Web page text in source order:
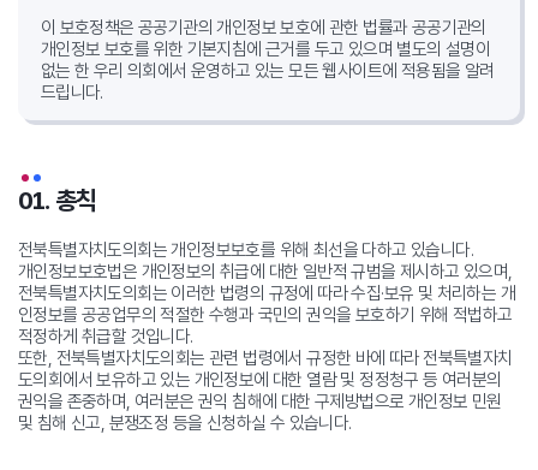
이 보호정책은 공공기관의 개인정보 보호에 관한 법률과 공공기관의
개인정보 보호를 위한 기본지침에 근거를 두고 있으며 별도의 설명이
없는 한 우리 의회에서 운영하고 있는 모든 웹사이트에 적용됨을 알려
드립니다.
01. 총칙
전북특별자치도의회는 개인정보보호를 위해 최선을 다하고 있습니다.
개인정보보호법은 개인정보의 취급에 대한 일반적 규범을 제시하고 있으며,
전북특별자치도의회는 이러한 법령의 규정에 따라 수집·보유 및 처리하는 개
인정보를 공공업무의 적절한 수행과 국민의 권익을 보호하기 위해 적법하고
적정하게 취급할 것입니다.
또한, 전북특별자치도의회는 관련 법령에서 규정한 바에 따라 전북특별자치
도의회에서 보유하고 있는 개인정보에 대한 열람 및 정정청구 등 여러분의
권익을 존중하며, 여러분은 권익 침해에 대한 구제방법으로 개인정보 민원
및 침해 신고, 분쟁조정 등을 신청하실 수 있습니다.